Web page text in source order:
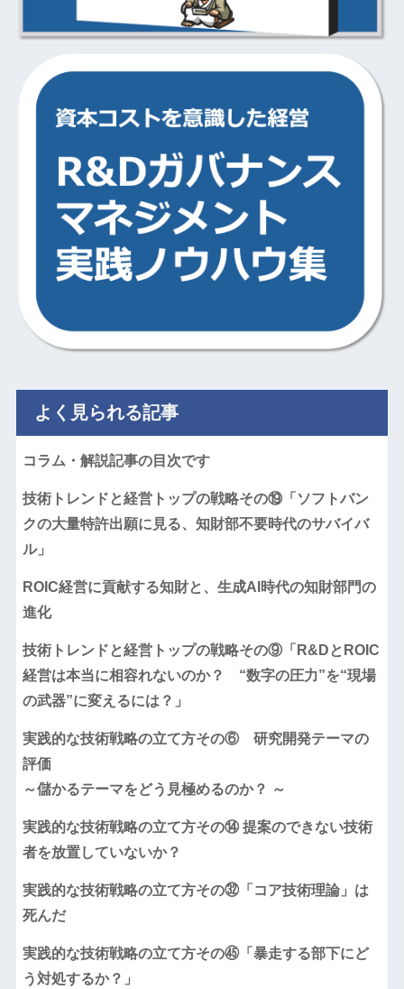
よく見られる記事
コラム・解説記事の目次です
技術トレンドと経営トップの戦略その⑲「ソフトバン
クの大量特許出願に見る、知財部不要時代のサバイバ
ル」
ROIC経営に貢献する知財と、生成AI時代の知財部門の
進化
技術トレンドと経営トップの戦略その⑨「R&DとROIC
経営は本当に相容れないのか？ “数字の圧力”を“現場
の武器”に変えるには？」
実践的な技術戦略の立て方その⑥ 研究開発テーマの
評価
～儲かるテーマをどう見極めるのか？ ～
実践的な技術戦略の立て方その⑭ 提案のできない技術
者を放置していないか？
実践的な技術戦略の立て方その㉜「コア技術理論」は
死んだ
実践的な技術戦略の立て方その㊺「暴走する部下にど
う対処するか？」